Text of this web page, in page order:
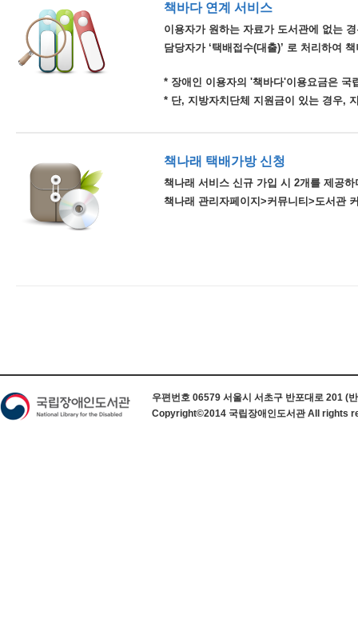
책바다 연계 서비스
이용자가 원하는 자료가 도서관에 없는
담당자가 ‘택배접수(대출)’ 로 처리하여
* 장애인 이용자의 '책바다'이용요금은 국
* 단, 지방자치단체 지원금이 있는 경우,
책나래 택배가방 신청
책나래 서비스 신규 가입 시 2개를 제공
책나래 관리자페이지>커뮤니티>도서관
우편번호 06579 서울시 서초구 반포대로 201 (
Copyright©2014 국립장애인도서관 All rights